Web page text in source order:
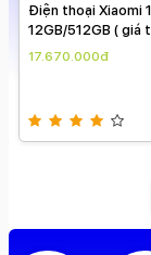
Điện thoại
3GB/64GB (
2.150.000đ